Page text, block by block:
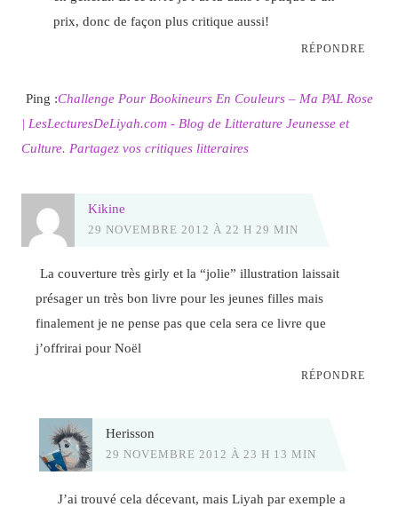
prix, donc de façon plus critique aussi!
RÉPONDRE
Ping :Challenge Pour Bookineurs En Couleurs – Ma PAL Rose
| LesLecturesDeLiyah.com - Blog de Litterature Jeunesse et
Culture. Partagez vos critiques litteraires
Kikine
29 NOVEMBRE 2012 À 22 H 29 MIN
La couverture très girly et la “jolie” illustration laissait
présager un très bon livre pour les jeunes filles mais
finalement je ne pense pas que cela sera ce livre que
j’offrirai pour Noël
RÉPONDRE
Herisson
29 NOVEMBRE 2012 À 23 H 13 MIN
J’ai trouvé cela décevant, mais Liyah par exemple a